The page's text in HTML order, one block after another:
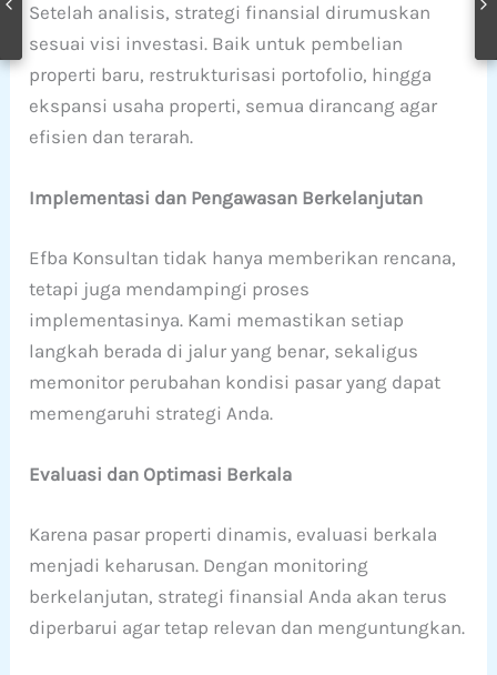
Setelah analisis, strategi finansial dirumuskan
sesuai visi investasi. Baik untuk pembelian
properti baru, restrukturisasi portofolio, hingga
ekspansi usaha properti, semua dirancang agar
efisien dan terarah.
Implementasi dan Pengawasan Berkelanjutan
Efba Konsultan tidak hanya memberikan rencana,
tetapi juga mendampingi proses
implementasinya. Kami memastikan setiap
langkah berada di jalur yang benar, sekaligus
memonitor perubahan kondisi pasar yang dapat
memengaruhi strategi Anda.
Evaluasi dan Optimasi Berkala
Karena pasar properti dinamis, evaluasi berkala
menjadi keharusan. Dengan monitoring
berkelanjutan, strategi finansial Anda akan terus
diperbarui agar tetap relevan dan menguntungkan.